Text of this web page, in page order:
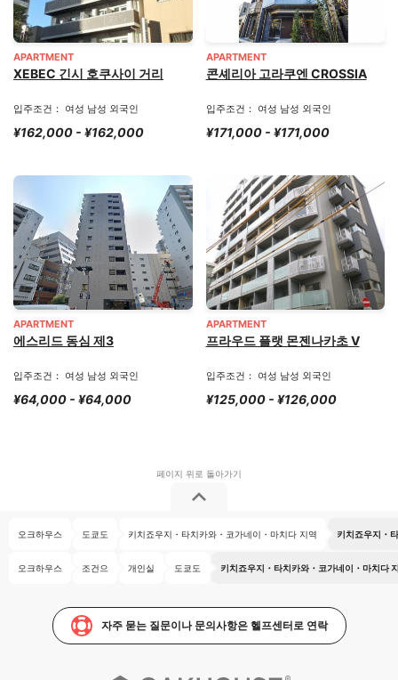
APARTMENT
XEBEC 긴시 호쿠사이 거리
입주조건： 여성 남성 외국인
¥162,000 - ¥162,000
APARTMENT
콘셰리아 고라쿠엔 CROSSIA
입주조건： 여성 남성 외국인
¥171,000 - ¥171,000
APARTMENT
에스리드 동심 제3
입주조건： 여성 남성 외국인
¥64,000 - ¥64,000
APARTMENT
프라우드 플랫 몬젠나카초 V
입주조건： 여성 남성 외국인
¥125,000 - ¥126,000
오크하우스 도쿄도 키치죠우지・타치카와・코가네이・마치다 지역 키치죠우지・
오크하우스 조건으 개인실 도쿄도 키치죠우지・타치카와・코가네이・마치다
자주 묻는 질문이나 문의사항은 헬프센터로 연락